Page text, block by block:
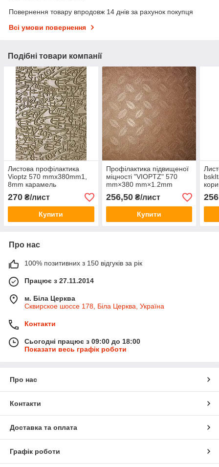
Повернення товару впродовж 14 днів за рахунок покупця
Всі умови повернення
Подібні товари компанії
Листова профілактика
Vioptz 570 mmx380mm1,
8mm карамель
270 ₴/лист
Купити
Профілактика підвищеної
міцності "VIOPTZ" 570
mm×380 mm×1.2mm
світло-коричневий
256,50₴/лист
Купити
Про нас
100% позитивних з 150 відгуків за рік
Працює з 27.11.2014
м. Біла Церква
Сквирское шоссе 178, Біла Церква, Україна
Контакти
Сьогодні працює з 09:00 до 18:00
Показати весь графік роботи
Про нас
Контакти
Доставка та оплата
Графік роботи